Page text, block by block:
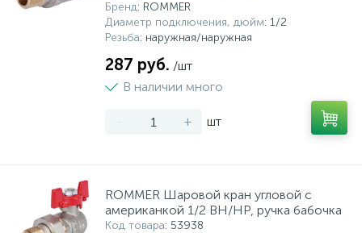
Бренд: ROMMER
Диаметр подключения, дюйм: 1/2
Резьба: наружная/наружная
287 руб. /шт
В наличии много
- + шт
ROMMER Шаровой кран угловой с
американкой 1/2 ВН/НР, ручка бабочка
Код товара: 53938